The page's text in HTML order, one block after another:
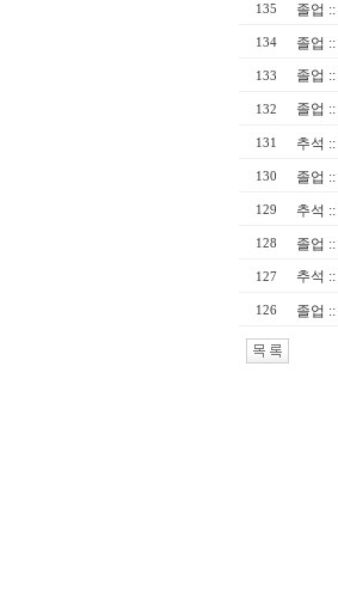
135 졸업 ::
134 졸업 ::
133 졸업 ::
132 졸업 ::
131 추석 ::
130 졸업 ::
129 추석 ::
128 졸업 ::
127 추석 ::
126 졸업 ::